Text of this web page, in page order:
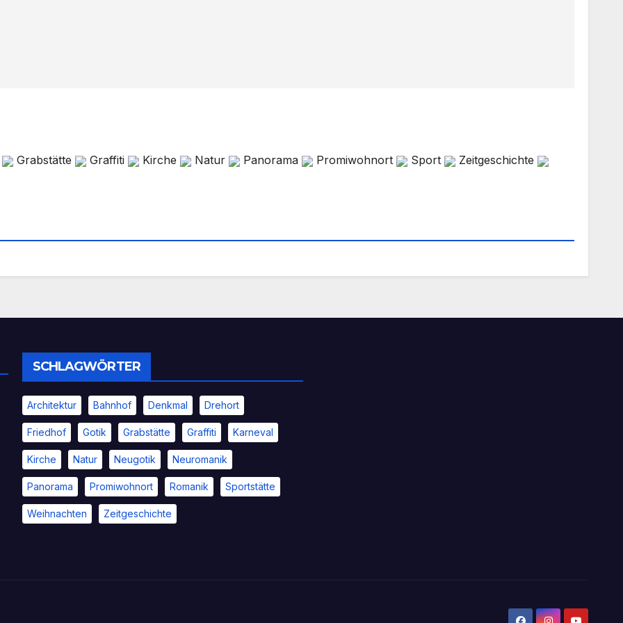
Grabstätte Graffiti Kirche Natur Panorama Promiwohnort Sport Zeitgeschichte
SCHLAGWÖRTER
Architektur Bahnhof Denkmal Drehort
Friedhof Gotik Grabstätte Graffiti Karneval
Kirche Natur Neugotik Neuromanik
Panorama Promiwohnort Romanik Sportstätte
Weihnachten Zeitgeschichte